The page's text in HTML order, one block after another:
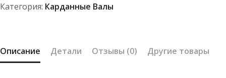
Категория: Карданные Валы
Описание Детали Отзывы (0) Другие товары